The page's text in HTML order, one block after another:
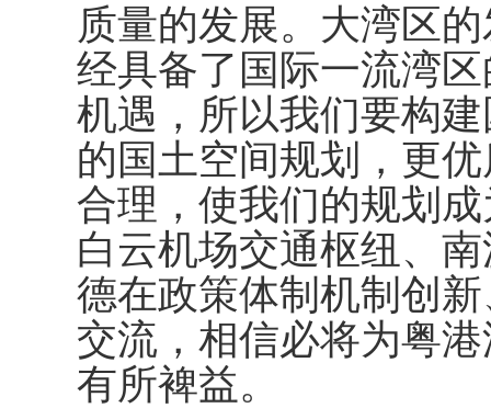
质量的发展。大湾区
经具备了国际一流湾
机遇，所以我们要构
的国土空间规划，更
合理，使我们的规划
白云机场交通枢纽、
德在政策体制机制创
交流，相信必将为粤
有所裨益。